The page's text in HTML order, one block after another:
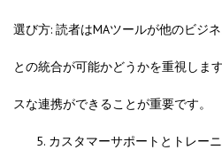
選び方: 読者はMAツールが他のビジ
との統合が可能かどうかを重視しま
スな連携ができることが重要です。
カスタマーサポートとトレー